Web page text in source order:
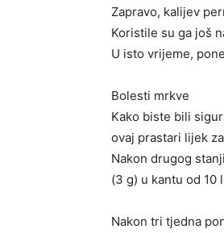
Zapravo, kalijev
Koristile su ga još
U isto vrijeme,
Bolesti mrkve
Kako biste bili
ovaj prastari lijek
Nakon drugog
(3 g) u kantu od 10
Nakon tri tjedna